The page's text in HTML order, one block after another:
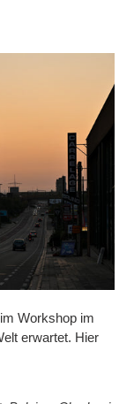
Workshop im
erwartet. Hier